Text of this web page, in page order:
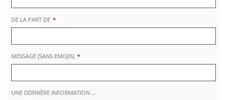
DE LA PART DE
MESSAGE (SANS EMOJIS)
UNE DERNIÈRE INFORMATION ...